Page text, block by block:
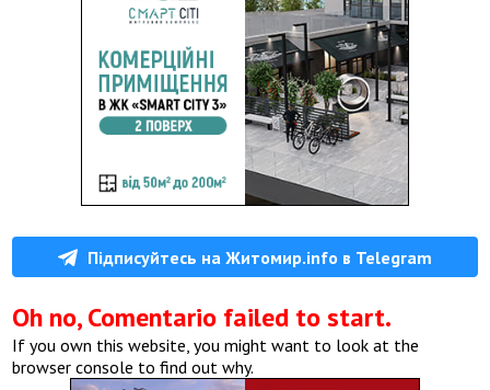
Підписуйтесь на Житомир.info в Telegram
Oh no, Comentario failed to start.
If you own this website, you might want to look at the
browser console to find out why.